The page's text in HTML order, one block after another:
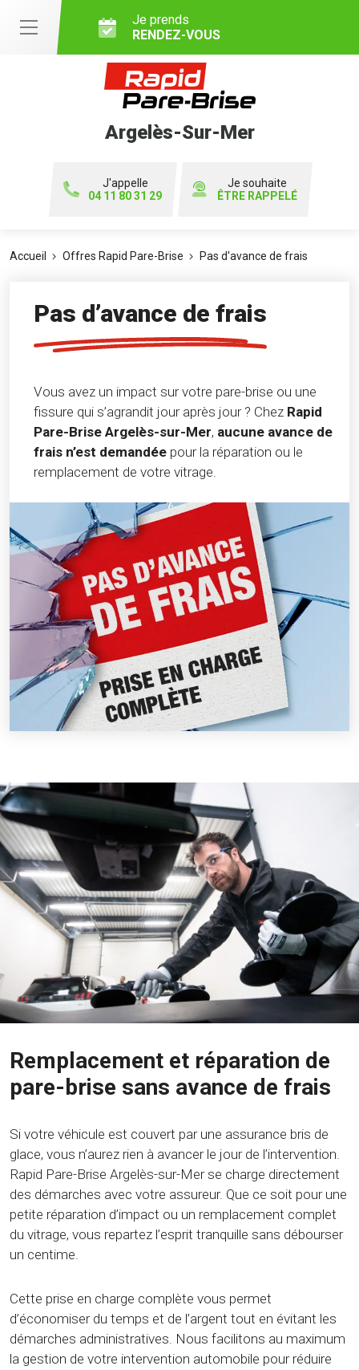
Je prends
RENDEZ-VOUS
Argelès-Sur-Mer
J'appelle
04 11 80 31 29
Je souhaite
ÊTRE RAPPELÉ
Accueil Offres Rapid Pare-Brise Pas d'avance de frais
Pas d’avance de frais
Vous avez un impact sur votre pare-brise ou une
fissure qui s’agrandit jour après jour ? Chez Rapid
Pare-Brise Argelès-sur-Mer, aucune avance de
frais n’est demandée pour la réparation ou le
remplacement de votre vitrage.
Remplacement et réparation de
pare-brise sans avance de frais
Si votre véhicule est couvert par une assurance bris de
glace, vous n’aurez rien à avancer le jour de l’intervention.
Rapid Pare-Brise Argelès-sur-Mer se charge directement
des démarches avec votre assureur. Que ce soit pour une
petite réparation d’impact ou un remplacement complet
du vitrage, vous repartez l’esprit tranquille sans débourser
un centime.
Cette prise en charge complète vous permet
d’économiser du temps et de l’argent tout en évitant les
démarches administratives. Nous facilitons au maximum
la gestion de votre intervention automobile pour réduire